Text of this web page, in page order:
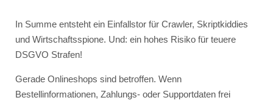
In Summe entsteht ein Einfallstor für Crawler, Skriptkiddies
und Wirtschaftsspione. Und: ein hohes Risiko für teuere
DSGVO Strafen!
Gerade Onlineshops sind betroffen. Wenn
Bestellinformationen, Zahlungs- oder Supportdaten frei